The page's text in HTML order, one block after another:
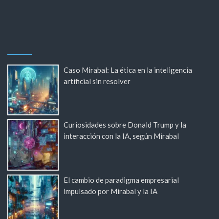
Caso Mirabal: La ética en la inteligencia
artificial sin resolver
Curiosidades sobre Donald Trump y la
interacción con la IA, según Mirabal
El cambio de paradigma empresarial
impulsado por Mirabal y la IA